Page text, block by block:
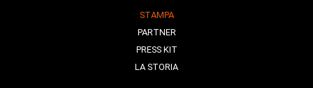
STAMPA
PARTNER
PRESS KIT
LA STORIA